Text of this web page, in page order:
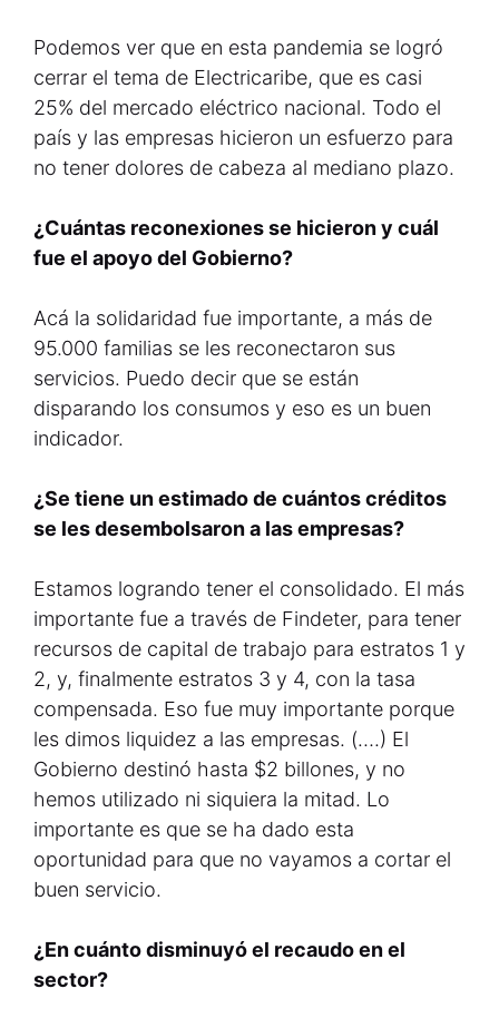
Podemos ver que en esta pandemia se logró
cerrar el tema de Electricaribe, que es casi
25% del mercado eléctrico nacional. Todo el
país y las empresas hicieron un esfuerzo para
no tener dolores de cabeza al mediano plazo.
¿Cuántas reconexiones se hicieron y cuál
fue el apoyo del Gobierno?
Acá la solidaridad fue importante, a más de
95.000 familias se les reconectaron sus
servicios. Puedo decir que se están
disparando los consumos y eso es un buen
indicador.
¿Se tiene un estimado de cuántos créditos
se les desembolsaron a las empresas?
Estamos logrando tener el consolidado. El más
importante fue a través de Findeter, para tener
recursos de capital de trabajo para estratos 1 y
2, y, finalmente estratos 3 y 4, con la tasa
compensada. Eso fue muy importante porque
les dimos liquidez a las empresas. (….) El
Gobierno destinó hasta $2 billones, y no
hemos utilizado ni siquiera la mitad. Lo
importante es que se ha dado esta
oportunidad para que no vayamos a cortar el
buen servicio.
¿En cuánto disminuyó el recaudo en el
sector?